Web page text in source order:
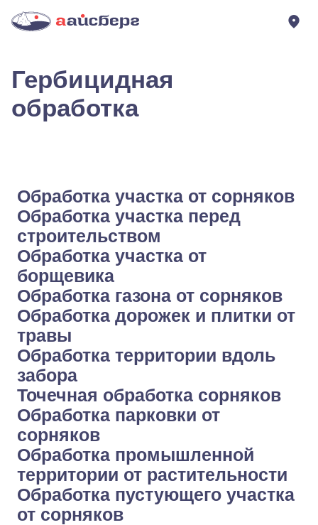
Гербицидная
обработка
Обработка участка от сорняков
Обработка участка перед
строительством
Обработка участка от
борщевика
Обработка газона от сорняков
Обработка дорожек и плитки от
травы
Обработка территории вдоль
забора
Точечная обработка сорняков
Обработка парковки от
сорняков
Обработка промышленной
территории от растительности
Обработка пустующего участка
от сорняков